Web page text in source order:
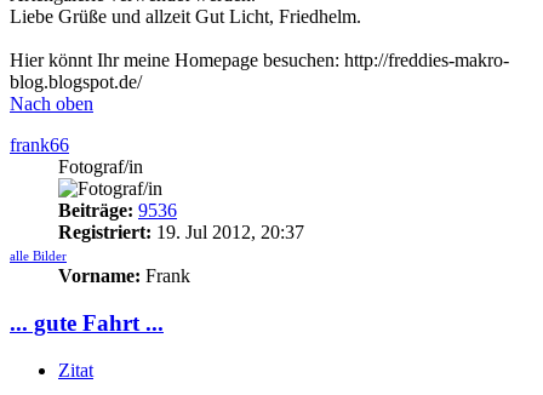
Liebe Grüße und allzeit Gut Licht, Friedhelm.
Hier könnt Ihr meine Homepage besuchen: http://freddies-makro-
blog.blogspot.de/
Nach oben
frank66
Fotograf/in
Beiträge: 9536
Registriert: 19. Jul 2012, 20:37
alle Bilder
Vorname: Frank
... gute Fahrt ...
Zitat